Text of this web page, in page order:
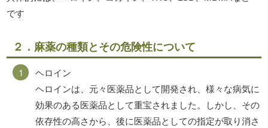
です
２．麻薬の種類とその危険性について
ヘロイン
ヘロインは、元々医薬品として開発され、様々な病気に
効果のある医薬品として重宝されました。しかし、その
依存性の高さから、後に医薬品としての指定が取り消さ